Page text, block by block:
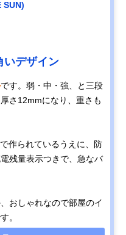
SUN)
いデザイン
です。弱・中・強、と三段
さ12mmになり、重さも
作られているうえに、防
残量表示つきで、急なバ
おしゃれなので部屋のイ
。